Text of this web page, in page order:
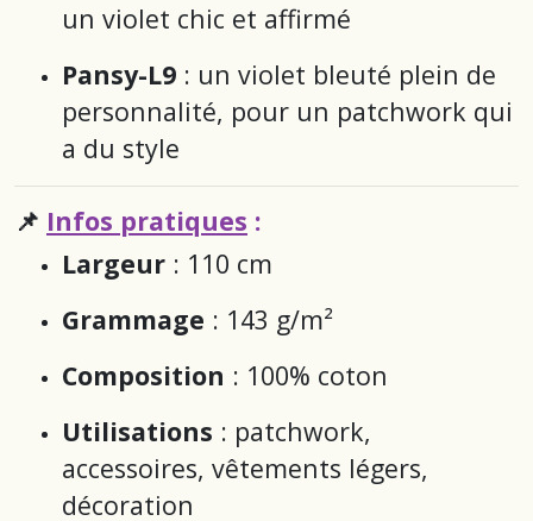
un violet chic et affirmé
Pansy-L9 : un violet bleuté plein de
personnalité, pour un patchwork qui
a du style
📌 Infos pratiques :
Largeur : 110 cm
Grammage : 143 g/m²
Composition : 100% coton
Utilisations : patchwork,
accessoires, vêtements légers,
décoration